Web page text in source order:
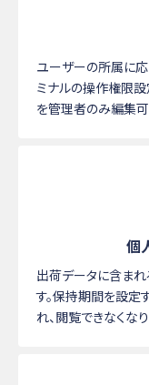
ユーザーの所属に応
ミナルの操作権限設
を管理者のみ編集可
個
出荷データに含まれ
す。保持期間を設定
れ、閲覧できなくなり